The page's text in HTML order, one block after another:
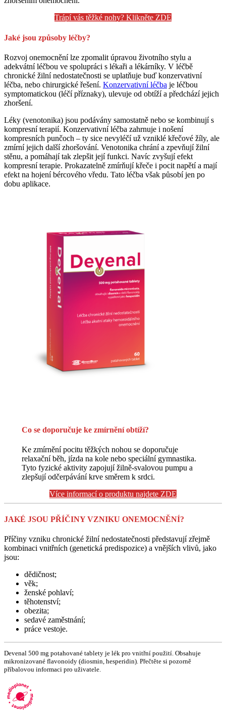
Trápí vás těžké nohy? Klikněte ZDE
Jaké jsou způsoby léčby?
Rozvoj onemocnění lze zpomalit úpravou životního stylu a
adekvátní léčbou ve spolupráci s lékaři a lékárníky. V léčbě
chronické žilní nedostatečnosti se uplatňuje buď konzervativní
léčba, nebo chirurgické řešení. Konzervativní léčba je léčbou
symptomatickou (léčí příznaky), ulevuje od obtíží a předchází jejich
zhoršení.
Léky (venotonika) jsou podávány samostatně nebo se kombinují s
kompresní terapií. Konzervativní léčba zahrnuje i nošení
kompresních punčoch – ty sice nevyléčí už vzniklé křečové žíly, ale
zmírní jejich další zhoršování. Venotonika chrání a zpevňují žilní
stěnu, a pomáhají tak zlepšit její funkci. Navíc zvyšují efekt
kompresní terapie. Prokazatelně zmírňují křeče i pocit napětí a mají
efekt na hojení bércového vředu. Tato léčba však působí jen po
dobu aplikace.
Co se doporučuje ke zmírnění obtíží?
Ke zmírnění pocitu těžkých nohou se doporučuje
relaxační běh, jízda na kole nebo speciální gymnastika.
Tyto fyzické aktivity zapojují žilně-svalovou pumpu a
zlepšují odčerpávání krve směrem k srdci.
Více informací o produktu najdete ZDE
JAKÉ JSOU PŘÍČINY VZNIKU ONEMOCNĚNÍ?
Příčiny vzniku chronické žilní nedostatečnosti představují zřejmě
kombinaci vnitřních (genetická predispozice) a vnějších vlivů, jako
jsou:
dědičnost;
věk;
ženské pohlaví;
těhotenství;
obezita;
sedavé zaměstnání;
práce vestoje.
Devenal 500 mg potahované tablety je lék pro vnitřní použití. Obsahuje
mikronizované flavonoidy (diosmin, hesperidin). Přečtěte si pozorně
příbalovou informaci pro uživatele.